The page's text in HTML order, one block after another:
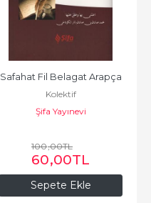
Sepete Ekle
Safahat Fil Belagat Arapça
Kolektif
Şifa Yayınevi
100,00TL
60,00TL